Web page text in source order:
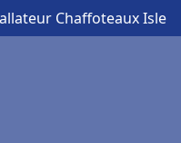
Chaffoteaux Isle